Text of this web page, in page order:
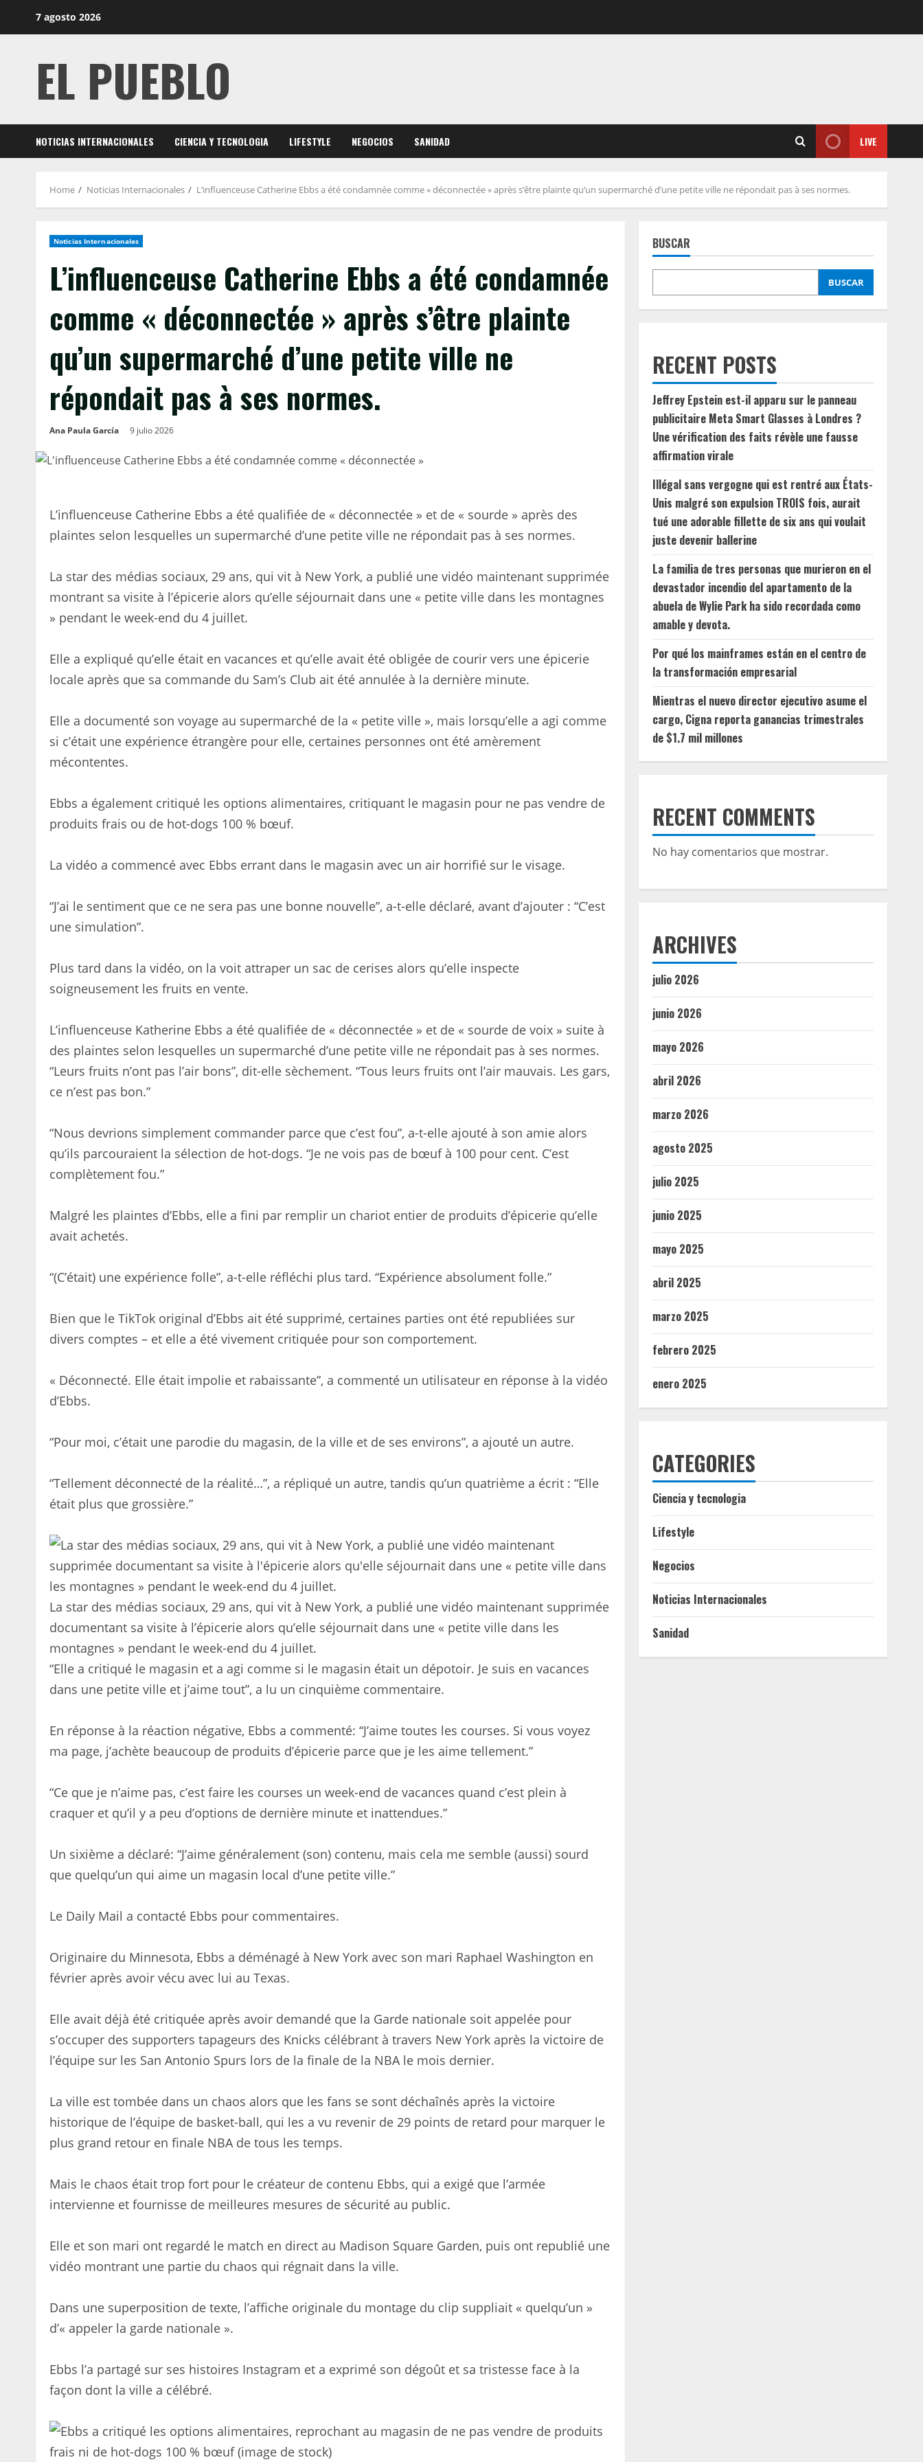
7 agosto 2026
EL PUEBLO
NOTICIAS INTERNACIONALES CIENCIA Y TECNOLOGIA LIFESTYLE NEGOCIOS SANIDAD LIVE
Home Noticias Internacionales L’influenceuse Catherine Ebbs a été condamnée comme « déconnectée » après s’être plainte qu’un supermarché d’une petite ville ne répondait pas à ses normes.
Noticias Internacionales
L’influenceuse Catherine Ebbs a été condamnée
comme « déconnectée » après s’être plainte
qu’un supermarché d’une petite ville ne
répondait pas à ses normes.
Ana Paula García 9 julio 2026
L’influenceuse Catherine Ebbs a été qualifiée de « déconnectée » et de « sourde » après des
plaintes selon lesquelles un supermarché d’une petite ville ne répondait pas à ses normes.
La star des médias sociaux, 29 ans, qui vit à New York, a publié une vidéo maintenant supprimée
montrant sa visite à l’épicerie alors qu’elle séjournait dans une « petite ville dans les montagnes
» pendant le week-end du 4 juillet.
Elle a expliqué qu’elle était en vacances et qu’elle avait été obligée de courir vers une épicerie
locale après que sa commande du Sam’s Club ait été annulée à la dernière minute.
Elle a documenté son voyage au supermarché de la « petite ville », mais lorsqu’elle a agi comme
si c’était une expérience étrangère pour elle, certaines personnes ont été amèrement
mécontentes.
Ebbs a également critiqué les options alimentaires, critiquant le magasin pour ne pas vendre de
produits frais ou de hot-dogs 100 % bœuf.
La vidéo a commencé avec Ebbs errant dans le magasin avec un air horrifié sur le visage.
“J’ai le sentiment que ce ne sera pas une bonne nouvelle”, a-t-elle déclaré, avant d’ajouter : “C’est
une simulation”.
Plus tard dans la vidéo, on la voit attraper un sac de cerises alors qu’elle inspecte
soigneusement les fruits en vente.
L’influenceuse Katherine Ebbs a été qualifiée de « déconnectée » et de « sourde de voix » suite à
des plaintes selon lesquelles un supermarché d’une petite ville ne répondait pas à ses normes.
“Leurs fruits n’ont pas l’air bons”, dit-elle sèchement. “Tous leurs fruits ont l’air mauvais. Les gars,
ce n’est pas bon.”
“Nous devrions simplement commander parce que c’est fou”, a-t-elle ajouté à son amie alors
qu’ils parcouraient la sélection de hot-dogs. “Je ne vois pas de bœuf à 100 pour cent. C’est
complètement fou.”
Malgré les plaintes d’Ebbs, elle a fini par remplir un chariot entier de produits d’épicerie qu’elle
avait achetés.
“(C’était) une expérience folle”, a-t-elle réfléchi plus tard. “Expérience absolument folle.”
Bien que le TikTok original d’Ebbs ait été supprimé, certaines parties ont été republiées sur
divers comptes – et elle a été vivement critiquée pour son comportement.
« Déconnecté. Elle était impolie et rabaissante”, a commenté un utilisateur en réponse à la vidéo
d’Ebbs.
“Pour moi, c’était une parodie du magasin, de la ville et de ses environs”, a ajouté un autre.
“Tellement déconnecté de la réalité…”, a répliqué un autre, tandis qu’un quatrième a écrit : “Elle
était plus que grossière.”
La star des médias sociaux, 29 ans, qui vit à New York, a publié une vidéo maintenant supprimée
documentant sa visite à l’épicerie alors qu’elle séjournait dans une « petite ville dans les
montagnes » pendant le week-end du 4 juillet.
“Elle a critiqué le magasin et a agi comme si le magasin était un dépotoir. Je suis en vacances
dans une petite ville et j’aime tout”, a lu un cinquième commentaire.
En réponse à la réaction négative, Ebbs a commenté: “J’aime toutes les courses. Si vous voyez
ma page, j’achète beaucoup de produits d’épicerie parce que je les aime tellement.”
“Ce que je n’aime pas, c’est faire les courses un week-end de vacances quand c’est plein à
craquer et qu’il y a peu d’options de dernière minute et inattendues.”
Un sixième a déclaré: “J’aime généralement (son) contenu, mais cela me semble (aussi) sourd
que quelqu’un qui aime un magasin local d’une petite ville.”
Le Daily Mail a contacté Ebbs pour commentaires.
Originaire du Minnesota, Ebbs a déménagé à New York avec son mari Raphael Washington en
février après avoir vécu avec lui au Texas.
Elle avait déjà été critiquée après avoir demandé que la Garde nationale soit appelée pour
s’occuper des supporters tapageurs des Knicks célébrant à travers New York après la victoire de
l’équipe sur les San Antonio Spurs lors de la finale de la NBA le mois dernier.
La ville est tombée dans un chaos alors que les fans se sont déchaînés après la victoire
historique de l’équipe de basket-ball, qui les a vu revenir de 29 points de retard pour marquer le
plus grand retour en finale NBA de tous les temps.
Mais le chaos était trop fort pour le créateur de contenu Ebbs, qui a exigé que l’armée
intervienne et fournisse de meilleures mesures de sécurité au public.
Elle et son mari ont regardé le match en direct au Madison Square Garden, puis ont republié une
vidéo montrant une partie du chaos qui régnait dans la ville.
Dans une superposition de texte, l’affiche originale du montage du clip suppliait « quelqu’un »
d’« appeler la garde nationale ».
Ebbs l’a partagé sur ses histoires Instagram et a exprimé son dégoût et sa tristesse face à la
façon dont la ville a célébré.
BUSCAR
BUSCAR
RECENT POSTS
Jeffrey Epstein est-il apparu sur le panneau
publicitaire Meta Smart Glasses à Londres ?
Une vérification des faits révèle une fausse
affirmation virale
Illégal sans vergogne qui est rentré aux États-
Unis malgré son expulsion TROIS fois, aurait
tué une adorable fillette de six ans qui voulait
juste devenir ballerine
La familia de tres personas que murieron en el
devastador incendio del apartamento de la
abuela de Wylie Park ha sido recordada como
amable y devota.
Por qué los mainframes están en el centro de
la transformación empresarial
Mientras el nuevo director ejecutivo asume el
cargo, Cigna reporta ganancias trimestrales
de $1.7 mil millones
RECENT COMMENTS
No hay comentarios que mostrar.
ARCHIVES
julio 2026
junio 2026
mayo 2026
abril 2026
marzo 2026
agosto 2025
julio 2025
junio 2025
mayo 2025
abril 2025
marzo 2025
febrero 2025
enero 2025
CATEGORIES
Ciencia y tecnologia
Lifestyle
Negocios
Noticias Internacionales
Sanidad